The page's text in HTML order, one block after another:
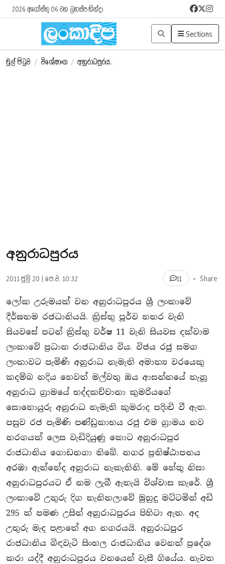
2026 අගෝස්තු 06 වන බ්‍රහස්පතින්දා
Sections
මුල් පිටුව / විශේෂාංග / අනුරාධපුරය..
අනුරාධපුරය
2011 ජූලි 20 | පෙ.ව. 10:32 11 - Share
ලෝක උරුමයක් වන අනුරාධපුරය ශී‍්‍ර ලංකාවේ
දීර්ඝතම රජධානියයි. කි‍්‍රස්තු පූර්ව හතර වැනි
සියවසේ පටන් කි‍්‍රස්තු වර්ෂ 11 වැනි සියවස දක්වාම
ලංකාවේ ප‍්‍රධාන රාජධානිය විය. විජය රජු සමග
ලංකාවට පැමිණි අනුරාධ නැමැති අමාත්‍ය වරයෙකු
කදම්බ නදිය හෙවත් මල්වතු ඔය ආසන්නයේ තැනූ
අනුරාධ ග‍්‍රාමයේ භද්දකච්චානා කුමරියගේ
සොහොයුරු අනුරාධ නැමැති කුමරාද පදිංචි වී ඇත.
පසුව රජ පැමිණි පණ්ඩුකාභය රජු එම ග‍්‍රාමය නව
නරගයක් ලෙස වැඩිදියුණු කොට අනුරාධපුර
රාජධානිය ගොඩනගා තිබේ. නගර ප‍්‍රතිෂ්ඨාපනය
අරඹා ඇත්තේද අනුරාධ නැකැතිනි. මේ හේතූ නිසා
අනුරාධපුරයට ඒ නම ලැබී ඇතැයි විශ්වාස කැරේ. ශී‍්‍ර
ලංකාවේ උතුරු දිග තැනිතලාවේ මුහුදු මට්ටමින් අඩි
295 ක් පමණ උසින් අනුරාධපුරය පිහිටා ඇත. අද
උතුරු මැද පළාතේ අග නගරයයි. අනුරාධපුර
රාජධානිය බිඳවැටි සිංහල රාජධානිය වෙනත් ප‍්‍රදේශ
කරා යද්දී අනුරාධපුරය වනයෙන් වැසී ගියේය. නැවත